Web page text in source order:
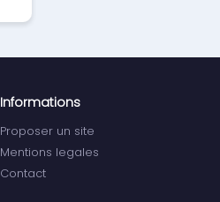
Informations
Proposer un site
Mentions legales
Contact